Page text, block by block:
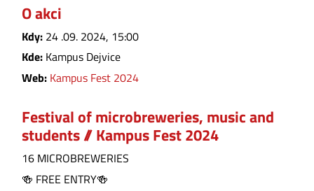
O akci
Kdy: 24 .09. 2024, 15:00
Kde: Kampus Dejvice
Web: Kampus Fest 2024
Festival of microbreweries, music and
students // Kampus Fest 2024
16 MICROBREWERIES
🍻 FREE ENTRY🍻